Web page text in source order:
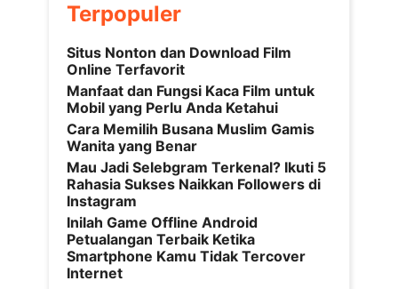
Terpopuler
Situs Nonton dan Download Film
Online Terfavorit
Manfaat dan Fungsi Kaca Film untuk
Mobil yang Perlu Anda Ketahui
Cara Memilih Busana Muslim Gamis
Wanita yang Benar
Mau Jadi Selebgram Terkenal? Ikuti 5
Rahasia Sukses Naikkan Followers di
Instagram
Inilah Game Offline Android
Petualangan Terbaik Ketika
Smartphone Kamu Tidak Tercover
Internet